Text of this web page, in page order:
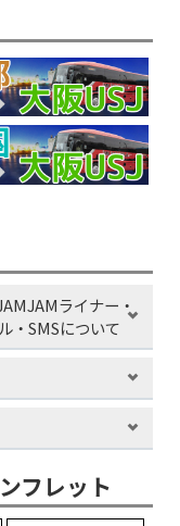
『【9/21催行決
ィン祭り』＆桔梗
べ放題』 催行決定
ス旅行『西船橋発
！「シャインマス
牛すき焼き御膳」
行決定しました。
少し!
ス旅行『横浜発 納
川越」散策』 催行
ライナー・
・SMSについて
フレット